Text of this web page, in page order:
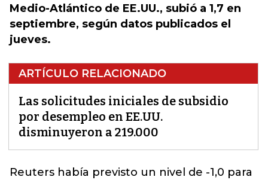
Medio-Atlántico de EE.UU., subió a 1,7​​​​​​​​​ en
septiembre, según datos publicados el
jueves​.
ARTÍCULO RELACIONADO
Las solicitudes iniciales de subsidio
por desempleo en EE.UU.
disminuyeron a 219.000
Reuters había previsto un nivel de -1,0​ para